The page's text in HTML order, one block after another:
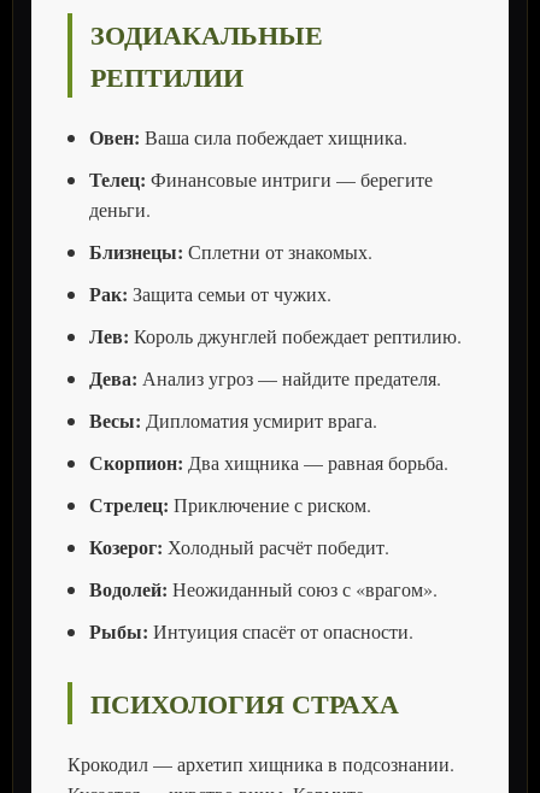
ЗОДИАКАЛЬНЫЕ
РЕПТИЛИИ
Овен: Ваша сила побеждает хищника.
Телец: Финансовые интриги — берегите
деньги.
Близнецы: Сплетни от знакомых.
Рак: Защита семьи от чужих.
Лев: Король джунглей побеждает рептилию.
Дева: Анализ угроз — найдите предателя.
Весы: Дипломатия усмирит врага.
Скорпион: Два хищника — равная борьба.
Стрелец: Приключение с риском.
Козерог: Холодный расчёт победит.
Водолей: Неожиданный союз с «врагом».
Рыбы: Интуиция спасёт от опасности.
ПСИХОЛОГИЯ СТРАХА
Крокодил — архетип хищника в подсознании.